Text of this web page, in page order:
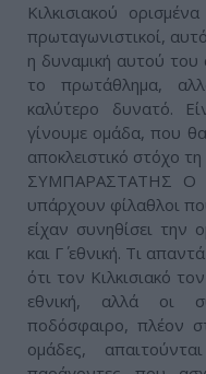
Κιλκισιακού
πρωταγωνιστικοί,
η δυναμική αυτού
το πρωτάθλημα,
καλύτερο δυνατό.
γίνουμε ομάδα, που
αποκλειστικό στόχο τη
ΣΥΜΠΑΡΑΣΤΑΤΗΣ Ο
υπάρχουν φίλαθλοι
είχαν συνηθίσει την
και Γ΄ εθνική. Τι
ότι τον Κιλκισιακό
εθνική, αλλά οι
ποδόσφαιρο, πλέον
ομάδες,